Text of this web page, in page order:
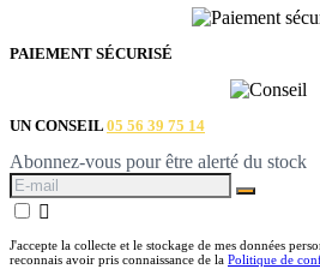
PAIEMENT SÉCURISÉ
UN CONSEIL 05 56 39 75 14
Abonnez-vous pour être alerté du stock

J'accepte la collecte et le stockage de mes données
reconnais avoir pris connaissance de la Politique de